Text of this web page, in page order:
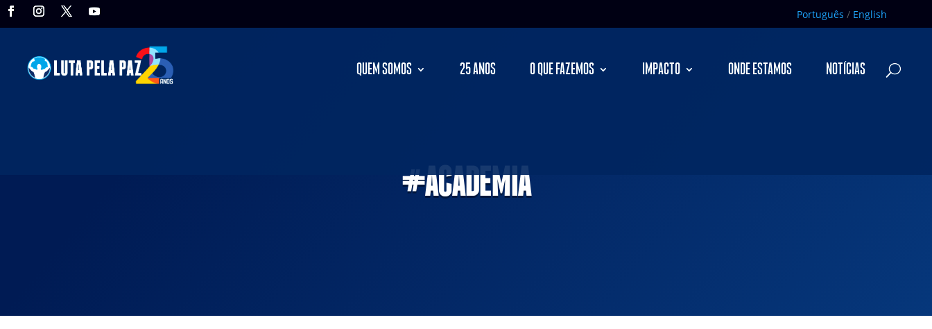
Português / English
QUEM SOMOS 25 ANOS O QUE FAZEMOS IMPACTO ONDE ESTAMOS NOTÍCIAS
#ACADEMIA